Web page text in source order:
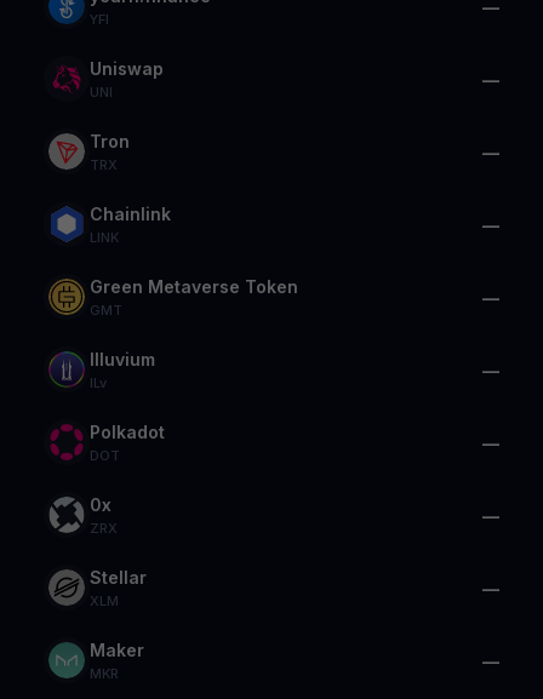
YFI
—
Uniswap
UNI
—
Tron
TRX
—
Chainlink
LINK
—
Green Metaverse Token
GMT
—
Illuvium
ILv
—
Polkadot
DOT
—
0x
ZRX
—
Stellar
XLM
—
Maker
MKR
—